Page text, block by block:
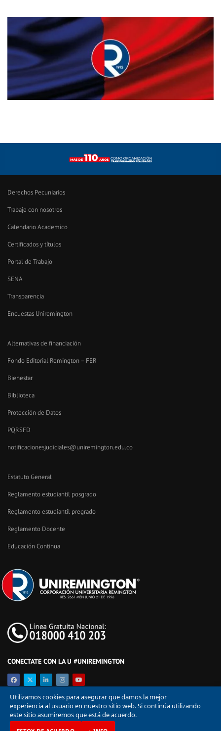
Derechos Pecuniarios
Trabaje con nosotros
Calendario Academico
Certificados y títulos
Portal de Trabajo
SENA
Transparencia
Encuestas Uniremington
Alternativas de financiación
Fondo Editorial Remington – FER
Bienestar
Biblioteca
Protección de Datos
PQRSFD
notificacionesjudiciales@uniremington.edu.co
Estatuto General
Reglamento estudiantil posgrado
Reglamento estudiantil pregrado
Reglamento Docente
Educación Continua
CONECTATE CON LA U #UNIREMINGTON
Utilizamos cookies para asegurar que damos la mejor
experiencia al usuario en nuestro sitio web. Si continúa utilizando
este sitio asumiremos que está de acuerdo.